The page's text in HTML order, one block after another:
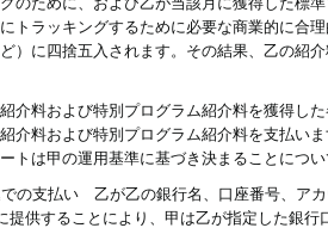
トラッキングするために必要な商業的に合
ど）に四捨五入されます。その結果、乙の
介料および特別プログラム紹介料を獲得し
介料および特別プログラム紹介料を支払い
トは甲の運用基準に基づき決まることについ
の支払い 乙が乙の銀行名、口座番号、アカ
提供することにより、甲は乙が指定した銀